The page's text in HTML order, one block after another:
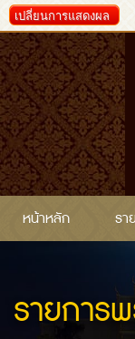
เปลี่ยนการแสดงผล
หน้าหลัก รา
รายการ